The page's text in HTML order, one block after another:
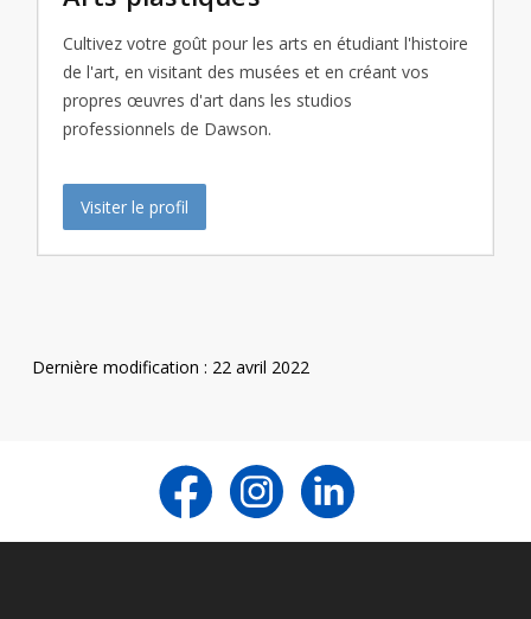
Cultivez votre goût pour les arts en étudiant l'histoire
de l'art, en visitant des musées et en créant vos
propres œuvres d'art dans les studios
professionnels de Dawson.
Visiter le profil
Dernière modification : 22 avril 2022